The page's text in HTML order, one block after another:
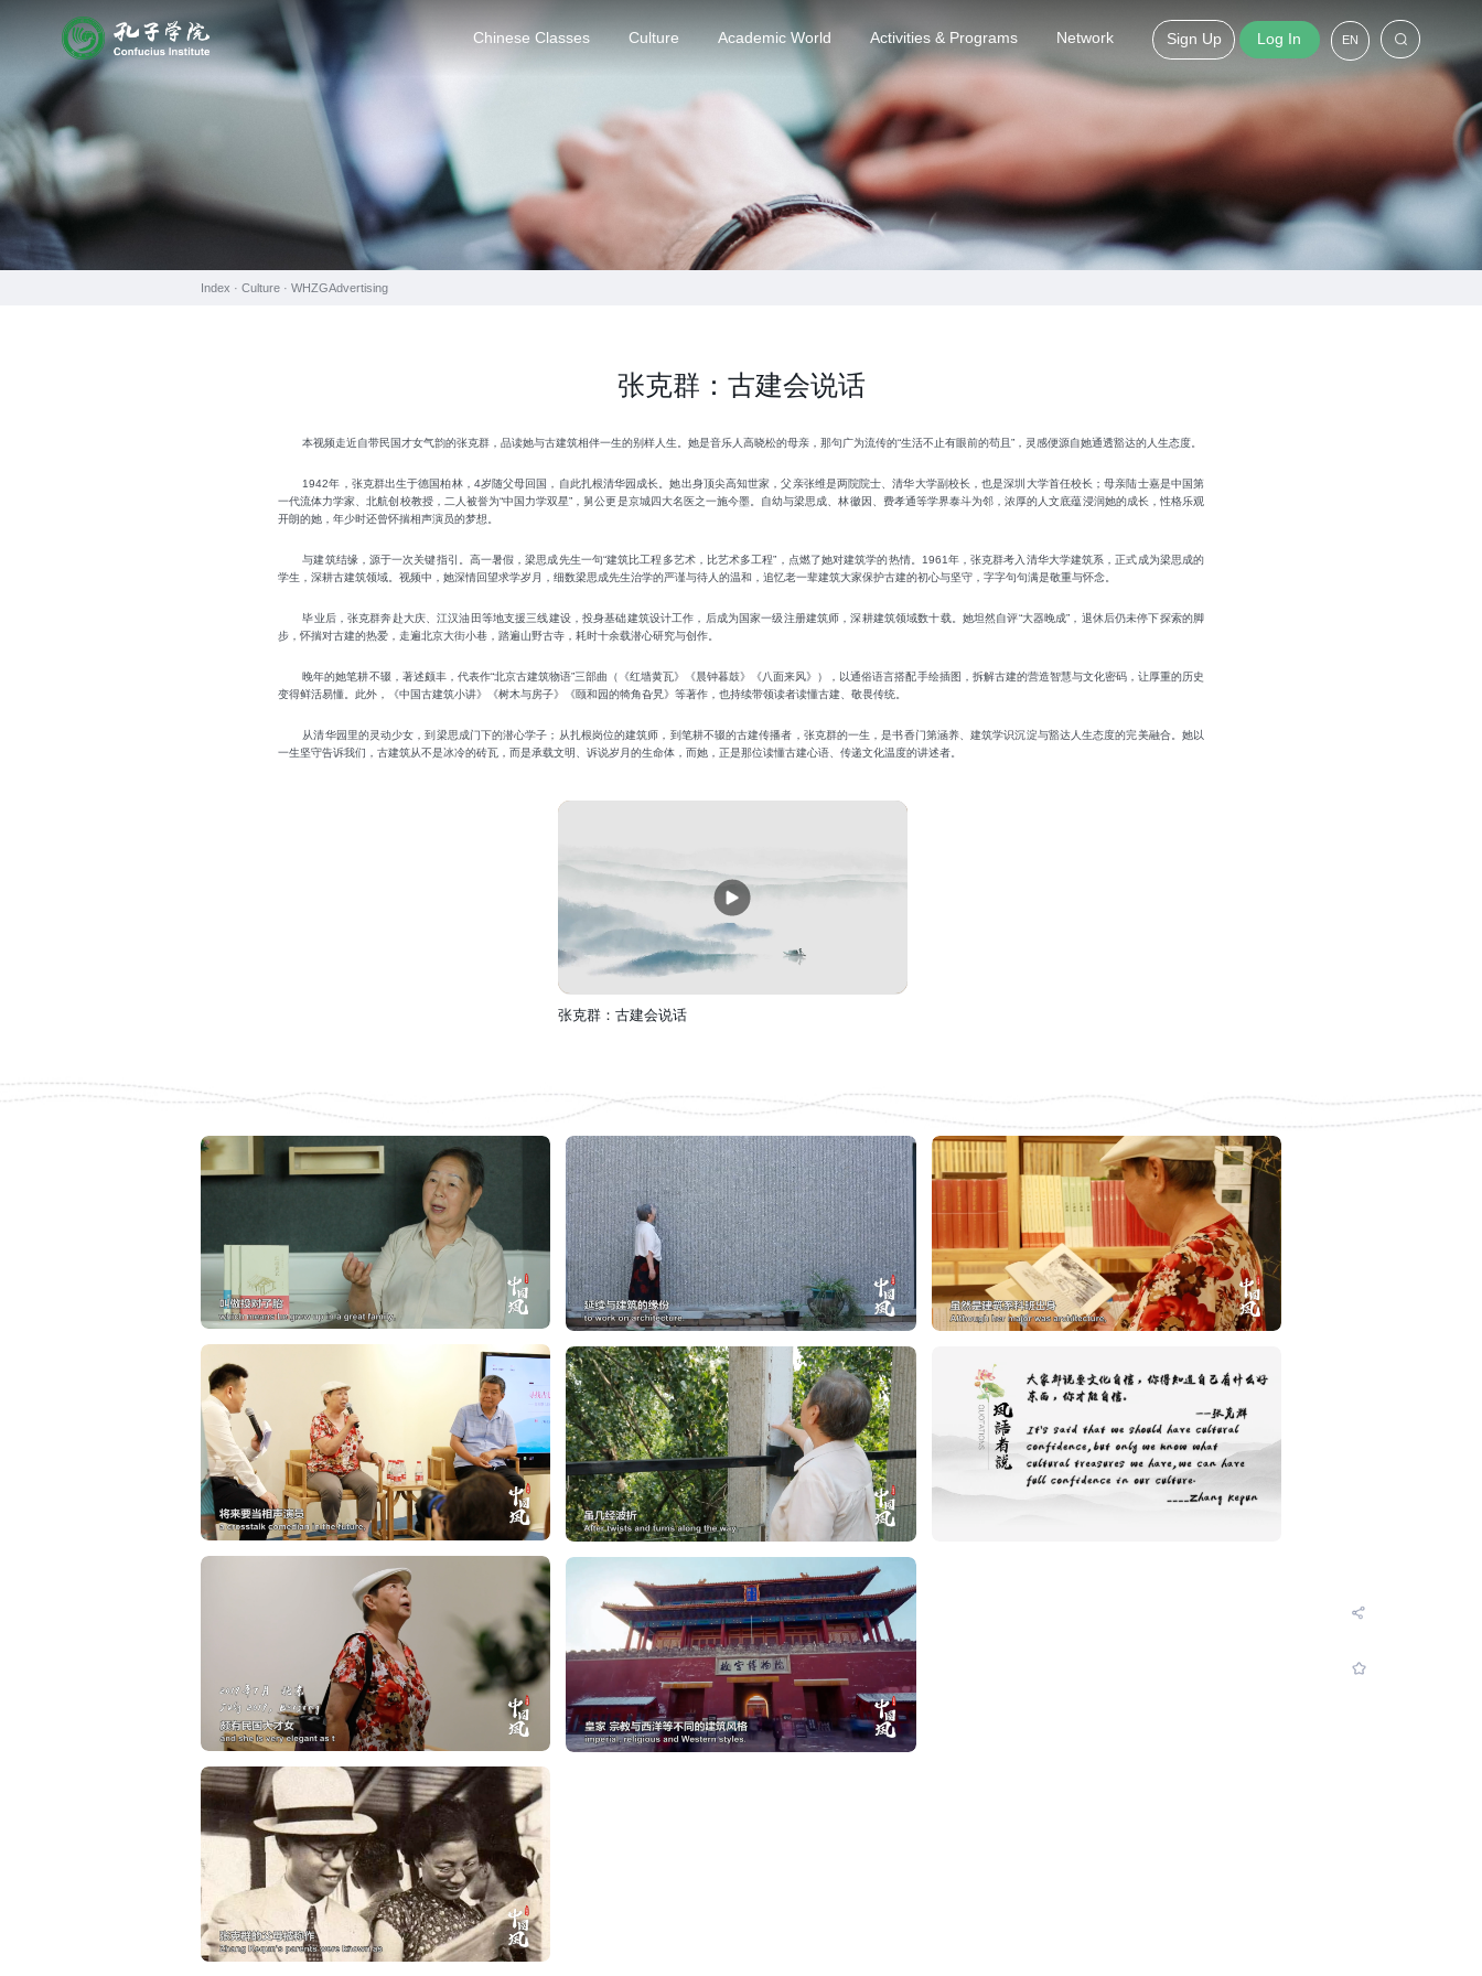
Chinese Classes Culture Academic World Activities & Programs Network Sign Up Log In EN
Index · Culture · WHZGAdvertising
张克群：古建会说话
本视频走近自带民国才女气韵的张克群，品读她与古建筑相伴一生的别样人生。她是音乐人高晓松的母亲，那句广为流传的“生活不止有眼前的苟且”，灵感便源自她通透豁达的人生态度。
1942年，张克群出生于德国柏林，4岁随父母回国，自此扎根清华园成长。她出身顶尖高知世家，父亲张维是两院院士、清华大学副校长，也是深圳大学首任校长；母亲陆士嘉是中国第
一代流体力学家、北航创校教授，二人被誉为“中国力学双星”，舅公更是京城四大名医之一施今墨。自幼与梁思成、林徽因、费孝通等学界泰斗为邻，浓厚的人文底蕴浸润她的成长，性格乐观
开朗的她，年少时还曾怀揣相声演员的梦想。
与建筑结缘，源于一次关键指引。高一暑假，梁思成先生一句“建筑比工程多艺术，比艺术多工程”，点燃了她对建筑学的热情。1961年，张克群考入清华大学建筑系，正式成为梁思成的
学生，深耕古建筑领域。视频中，她深情回望求学岁月，细数梁思成先生治学的严谨与待人的温和，追忆老一辈建筑大家保护古建的初心与坚守，字字句句满是敬重与怀念。
毕业后，张克群奔赴大庆、江汉油田等地支援三线建设，投身基础建筑设计工作，后成为国家一级注册建筑师，深耕建筑领域数十载。她坦然自评“大器晚成”，退休后仍未停下探索的脚
步，怀揣对古建的热爱，走遍北京大街小巷，踏遍山野古寺，耗时十余载潜心研究与创作。
晚年的她笔耕不辍，著述颇丰，代表作“北京古建筑物语”三部曲（《红墙黄瓦》《晨钟暮鼓》《八面来风》），以通俗语言搭配手绘插图，拆解古建的营造智慧与文化密码，让厚重的历史
变得鲜活易懂。此外，《中国古建筑小讲》《树木与房子》《颐和园的犄角旮旯》等著作，也持续带领读者读懂古建、敬畏传统。
从清华园里的灵动少女，到梁思成门下的潜心学子；从扎根岗位的建筑师，到笔耕不辍的古建传播者，张克群的一生，是书香门第涵养、建筑学识沉淀与豁达人生态度的完美融合。她以
一生坚守告诉我们，古建筑从不是冰冷的砖瓦，而是承载文明、诉说岁月的生命体，而她，正是那位读懂古建心语、传递文化温度的讲述者。
张克群：古建会说话